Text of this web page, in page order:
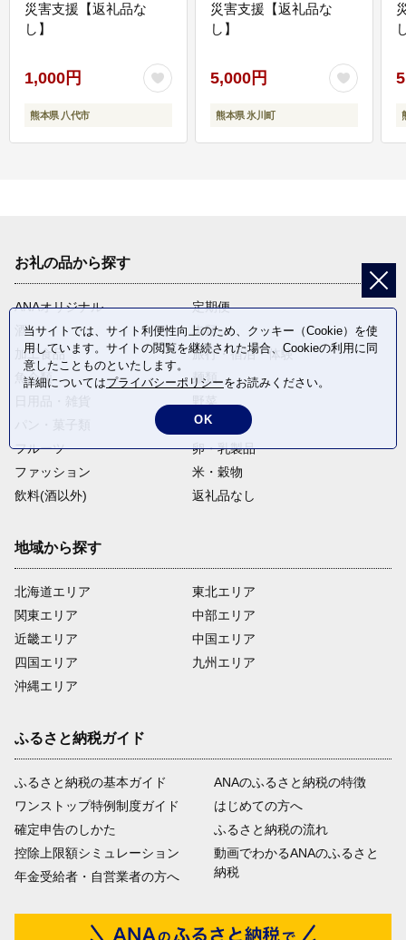
災害支援【返礼品な
し】
1,000円
熊本県 八代市
災害支援【返礼品な
し】
5,000円
熊本県 氷川町
お礼の品から探す
ANAオリジナル
定期便
酒
肉類
加工食品
旅行・宿泊・体験
魚介類
麺類
電化製品
フルーツ
卵・乳製品
ファッション
米・穀物
飲料(酒以外)
返礼品なし
地域から探す
北海道エリア
関東エリア
近畿エリア
四国エリア
沖縄エリア
東北エリア
中部エリア
中国エリア
九州エリア
ふるさと納税ガイド
ふるさと納税の基本ガイド
ワンストップ特例制度ガイド
確定申告のしかた
控除上限額シミュレーション
年金受給者・自営業者の方へ
ANAのふるさと納税の特徴
はじめての方へ
ふるさと納税の流れ
動画でわかるANAのふるさと
納税
当サイトでは、サイト利便性向上のため、クッキー（Cookie）を使
用しています。サイトの閲覧を継続された場合、Cookieの利用に同
意したことものといたします。
詳細についてはプライバシーポリシーをお読みください。
OK